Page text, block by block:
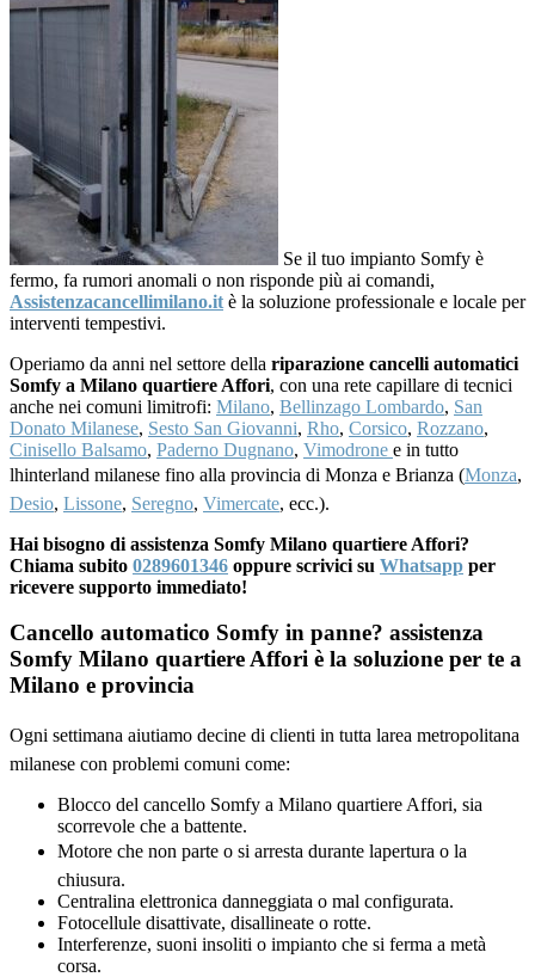
Se il tuo impianto Somfy è
fermo, fa rumori anomali o non risponde più ai comandi,
Assistenzacancellimilano.it è la soluzione professionale e locale per
interventi tempestivi.
Operiamo da anni nel settore della riparazione cancelli automatici
Somfy a Milano quartiere Affori, con una rete capillare di tecnici
anche nei comuni limitrofi: Milano, Bellinzago Lombardo, San
Donato Milanese, Sesto San Giovanni, Rho, Corsico, Rozzano,
Cinisello Balsamo, Paderno Dugnano, Vimodrone e in tutto
lhinterland milanese fino alla provincia di Monza e Brianza (Monza,
Desio, Lissone, Seregno, Vimercate, ecc.).
Hai bisogno di assistenza Somfy Milano quartiere Affori?
Chiama subito 0289601346 oppure scrivici su Whatsapp per
ricevere supporto immediato!
Cancello automatico Somfy in panne? assistenza
Somfy Milano quartiere Affori è la soluzione per te a
Milano e provincia
Ogni settimana aiutiamo decine di clienti in tutta larea metropolitana
milanese con problemi comuni come:
Blocco del cancello Somfy a Milano quartiere Affori, sia
scorrevole che a battente.
Motore che non parte o si arresta durante lapertura o la
chiusura.
Centralina elettronica danneggiata o mal configurata.
Fotocellule disattivate, disallineate o rotte.
Interferenze, suoni insoliti o impianto che si ferma a metà
corsa.